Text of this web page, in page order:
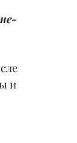
и